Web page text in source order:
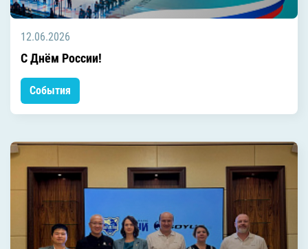
12.06.2026
С Днём России!
События